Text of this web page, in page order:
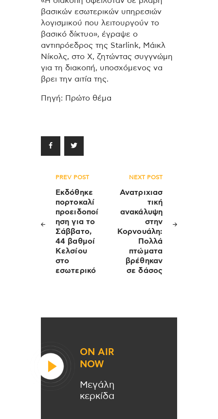
βασικών εσωτερικών υπηρεσιών
λογισμικού που λειτουργούν το
βασικό δίκτυο», έγραψε ο
αντιπρόεδρος της Starlink, Μάικλ
Νίκολς, στο X, ζητώντας συγγνώμη
για τη διακοπή, υποσχόμενος να
βρει την αιτία της.
Πηγή: Πρώτο θέμα
Πλοήγηση
άρθρων
PREV POST
Εκδόθηκε
πορτοκαλί
προειδοποί
ηση για το
Σάββατο,
44 βαθμοί
Κελσίου
στο
εσωτερικό
NEXT POST
Ανατριχιασ
τική
ανακάλυψη
στην
Κορνουάλη:
Πολλά
πτώματα
βρέθηκαν
σε δάσος
ON AIR
NOW
Μεγάλη
κερκίδα